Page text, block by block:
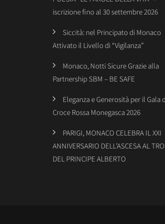
iscrizione fino al 30 settembre 2026
Siccità: nel Principato di Monaco
Attivato il Livello di “Vigilanza”
Monaco, Notti Sicure Grazie alla
Partnership SBM – BE SAFE
Eleganza e Generosità per il Gala
Croce Rossa Monegasca 2026
PARIGI, MONACO CELEBRA IL XXI
ANNIVERSARIO DELL’ASCESA AL
DEL PRINCIPE ALBERTO